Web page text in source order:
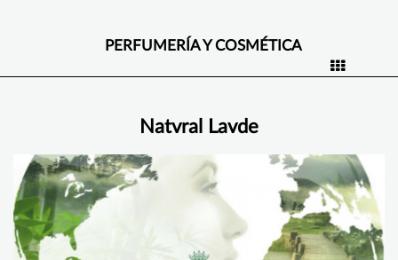
PERFUMERÍA Y COSMÉTICA
Natvral Lavde